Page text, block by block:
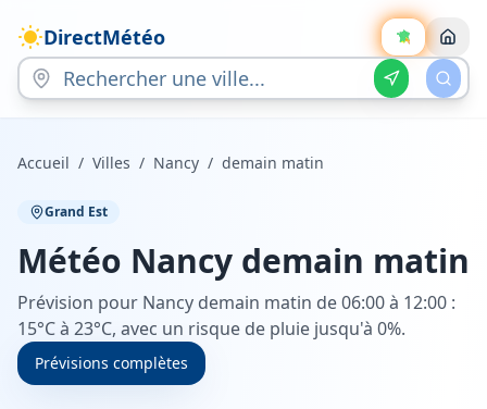
DirectMétéo
Accueil / Villes / Nancy / demain matin
Grand Est
Météo Nancy demain matin
Prévision pour Nancy demain matin de 06:00 à 12:00 :
15°C à 23°C, avec un risque de pluie jusqu'à 0%.
Prévisions complètes